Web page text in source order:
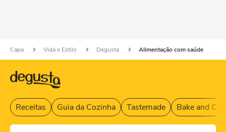
Capa Vida e Estilo Degusta Alimentação com saúde
Receitas Guia da Cozinha Tastemade Bake and